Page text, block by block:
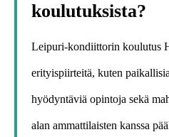
koulutuksista?
Leipuri-kondiittorin koulutus
erityispiirteitä, kuten
hyödyntäviä opintoja sekä
alan ammattilaisten kanssa